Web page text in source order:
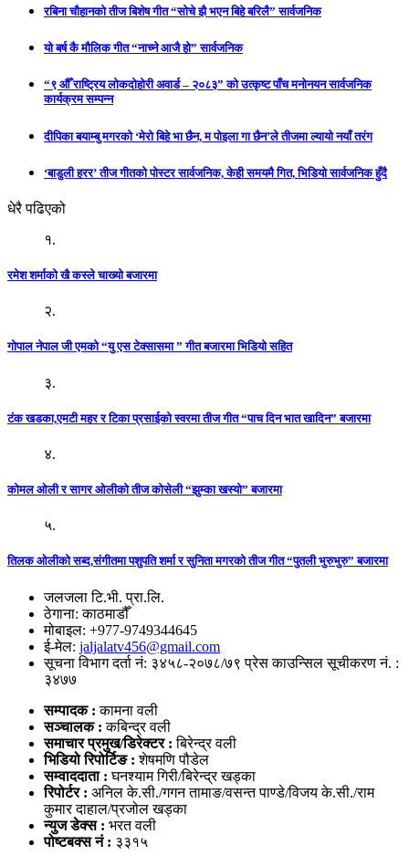
रबिना चौहानको तीज बिशेष गीत “सोचे झै भएन बिहे बरिलै” सार्वजनिक
यो बर्ष कै मौलिक गीत “नाच्ने आजै हो” सार्वजनिक
“९ औँ राष्ट्रिय लोकदोहोरी अवार्ड – २०८३” को उत्कृष्ट पाँच मनोनयन सार्वजनिक
कार्यक्रम सम्पन्न
दीपिका बयाम्बु मगरको ‘मेरो बिहे भा छैन, म पोइला गा छैन’ले तीजमा ल्यायो नयाँ तरंग
‘बाडुली हरर’ तीज गीतको पोस्टर सार्वजनिक, केही समयमै गित, भिडियो सार्वजनिक हुँदै
धेरै पढिएको
१.
रमेश शर्माको खै कस्ले चाख्यो बजारमा
२.
गोपाल नेपाल जी एमको “यु एस टेक्सासमा ” गीत बजारमा भिडियो सहित
३.
टंक खडका,एमटी महर र टिका प्रसाईको स्वरमा तीज गीत “पाच दिन भात खादिन” बजारमा
४.
कोमल ओली र सागर ओलीको तीज कोसेली “झुम्का खस्यो” बजारमा
५.
तिलक ओलीको सब्द,संगीतमा पशुपति शर्मा र सुनिता मगरको तीज गीत “पुतली भुरुभुरु” बजारमा
जलजला टि.भी. प्रा.लि.
ठेगाना: काठमाडौँ
मोबाइल: +977-9749344645
ई-मेल: jaljalatv456@gmail.com
सूचना विभाग दर्ता नं: ३४५८-२०७८/७९ प्रेस काउन्सिल सूचीकरण नं. :
३४७७
सम्पादक :कामना वली
सञ्‍चालक : कबिन्द्र वली
समाचार प्रमुख/डिरेक्टर :बिरेन्द्र वली
भिडियो रिपोर्टिङ : शेषमणि पौडेल
सम्वाददाता :घनश्याम गिरी/बिरेन्द्र खड्का
रिपोर्टर : अनिल के.सी./गगन तामाङ/वसन्त पाण्डे/विजय के.सी./राम
कुमार दाहाल/प्रजोल खड्का
न्युज डेक्स : भरत वली
पोष्‍टबक्स नं : ३३१५